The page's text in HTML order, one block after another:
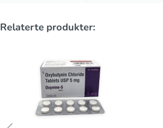
Relaterte produkter: